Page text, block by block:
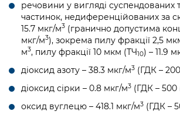
речовини у вигляді суспендованих
частинок, недиференційованих за
15.7 мкг/м3 (гранично допустима
мкг/м3), зокрема пилу фракції 2,5
м3, пилу фракції 10 мкм (ТЧ10) – 11.9
діоксид азоту – 38.3 мкг/м3 (ГДК –
діоксид сірки – 0.8 мкг/м3 (ГДК – 500
оксид вуглецю – 418.1 мкг/м3 (ГДК –